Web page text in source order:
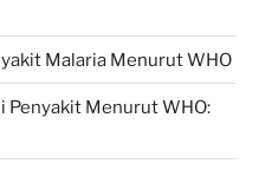
Malaria Menurut WHO
Penyakit Menurut WHO: